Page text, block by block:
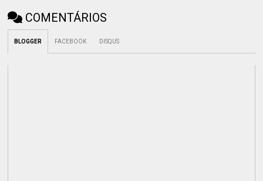
COMENTÁRIOS
BLOGGER FACEBOOK DISQUS